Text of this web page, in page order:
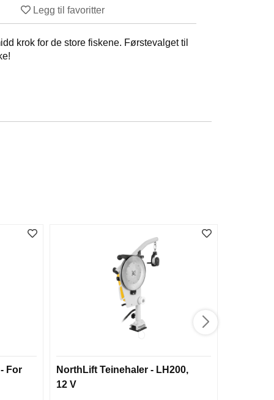
Legg til favoritter
krok for de store fiskene. Førstevalget til
For
NorthLift Teinehaler - LH200,
12 V